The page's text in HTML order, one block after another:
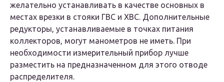
желательно устанавливать в качестве основных в
местах врезки в стояки ГВС и ХВС. Дополнительные
редукторы, устанавливаемые в точках питания
коллекторов, могут манометров не иметь. При
необходимости измерительный прибор лучше
разместить на предназначенном для этого отводе
распределителя.